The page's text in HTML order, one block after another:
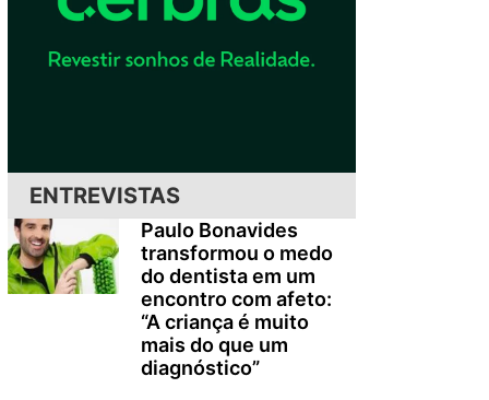
ENTREVISTAS
Paulo Bonavides
transformou o medo
do dentista em um
encontro com afeto:
“A criança é muito
mais do que um
diagnóstico”